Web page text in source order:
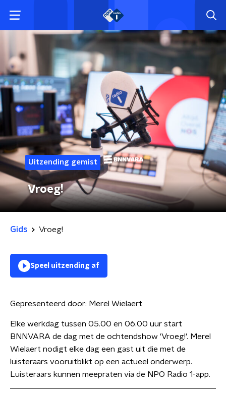
Uitzending gemist
Vroeg!
Gids Vroeg!
Speel uitzending af
Gepresenteerd door: Merel Wielaert
Elke werkdag tussen 05.00 en 06.00 uur start
BNNVARA de dag met de ochtendshow 'Vroeg!'. Merel
Wielaert nodigt elke dag een gast uit die met de
luisteraars vooruitblikt op een actueel onderwerp.
Luisteraars kunnen meepraten via de NPO Radio 1-app.